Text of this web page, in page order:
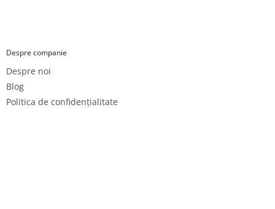
Despre companie
Despre noi
Blog
Politica de confidențialitate